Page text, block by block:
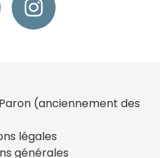
(anciennement des
légales
générales